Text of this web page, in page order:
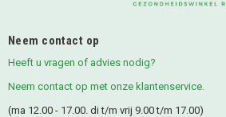
Neem contact op
Heeft u vragen of advies nodig?
Neem contact op met onze klantenservice.
(ma 12.00 - 17.00. di t/m vrij 9.00 t/m 17.00)